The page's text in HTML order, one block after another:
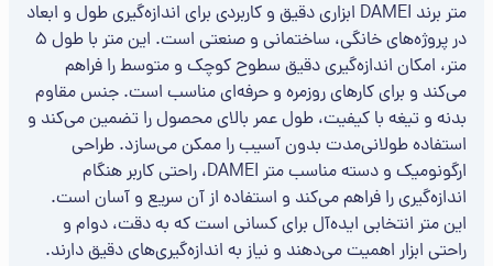
متر برند DAMEI ابزاری دقیق و کاربردی برای اندازه‌گیری طول و ابعاد
در پروژه‌های خانگی، ساختمانی و صنعتی است. این متر با طول 5
متر، امکان اندازه‌گیری دقیق سطوح کوچک و متوسط را فراهم
می‌کند و برای کارهای روزمره و حرفه‌ای مناسب است. جنس مقاوم
بدنه و تیغه با کیفیت، طول عمر بالای محصول را تضمین می‌کند و
استفاده طولانی‌مدت بدون آسیب را ممکن می‌سازد. طراحی
ارگونومیک و دسته مناسب متر DAMEI، راحتی کاربر هنگام
اندازه‌گیری را فراهم می‌کند و استفاده از آن سریع و آسان است.
این متر انتخابی ایده‌آل برای کسانی است که به دقت، دوام و
راحتی ابزار اهمیت می‌دهند و نیاز به اندازه‌گیری‌های دقیق دارند.